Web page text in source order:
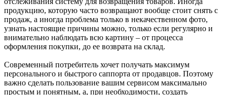
продукцию, которую часто возвращают вообще стоит снять с
продаж, а иногда проблема только в некачественном фото,
узнать настоящие причины можно, только если регулярно и
внимательно наблюдать всю картину – от процесса
оформления покупки, до ее возврата на склад.
Современный потребитель хочет получать максимум
персонального и быстрого саппорта от продавцов. Поэтому
важно сделать пользование вашим сервисом максимально
простым и понятным, а, при необходимости, создать